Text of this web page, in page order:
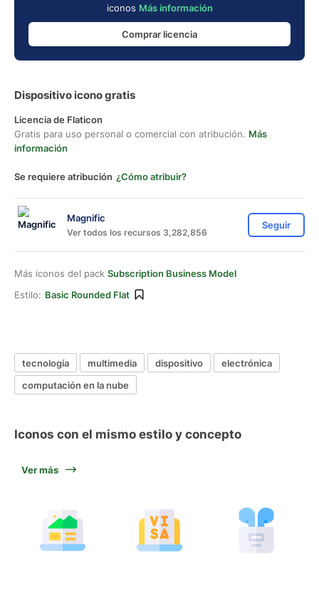
iconos Más información
Comprar licencia
Dispositivo icono gratis
Licencia de Flaticon
Gratis para uso personal o comercial con atribución. Más
información
Se requiere atribución ¿Cómo atribuir?
Magnific
Ver todos los recursos 3,282,856
Seguir
Más iconos del pack Subscription Business Model
Estilo: Basic Rounded Flat
tecnología multimedia dispositivo
electrónica
computación en la nube
Iconos con el mismo estilo y concepto
Ver más